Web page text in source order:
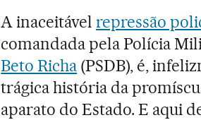
A inaceitávelrepressão
comandada pela Polícia
Beto Richa (PSDB), é,
trágica história da
aparato do Estado. E aqui